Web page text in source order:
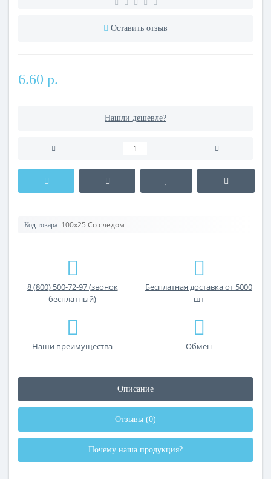
Оставить отзыв
6.60 р.
Нашли дешевле?
Код товара: 100x25 Со следом
8 (800) 500-72-97 (звонок
бесплатный)
Бесплатная доставка от 5000
шт
Наши преимущества Обмен
Описание
Отзывы (0)
Почему наша продукция?